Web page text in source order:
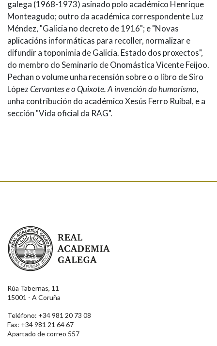
galega (1968-1973) asinado polo académico Henrique
Monteagudo; outro da académica correspondente Luz
Méndez, "Galicia no decreto de 1916"; e "Novas
aplicacións informáticas para recoller, normalizar e
difundir a toponimia de Galicia. Estado dos proxectos",
do membro do Seminario de Onomástica Vicente Feijoo.
Pechan o volume unha recensión sobre o o libro de Siro
LópezCervantes e o Quixote. A invención do humorismo,
unha contribución do académico Xesús Ferro Ruibal, e a
sección "Vida oficial da RAG".
Real Academia Galega
Rúa Tabernas, 11
15001 - A Coruña
Teléfono: +34 981 20 73 08
Fax: +34 981 21 64 67
Apartado de correo 557